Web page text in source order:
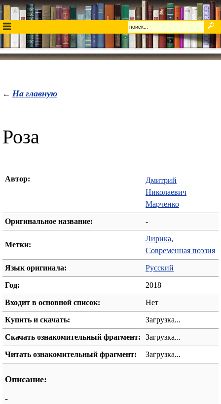
← На главную
Роза
Автор:
Дмитрий
Николаевич
Марченко
Оригинальное название: -
Метки:
Лирика,
Современная поэзия
Язык оригинала: Русский
Год: 2018
Входит в основной список: Нет
Купить и скачать: Загрузка...
Скачать ознакомительный фрагмент: Загрузка...
Читать ознакомительный фрагмент: Загрузка...
Описание:
-